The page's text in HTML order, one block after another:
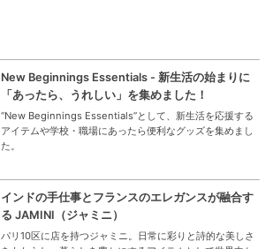
New Beginnings Essentials - 新生活の始まりに
「あったら、うれしい」を集めました！
“New Beginnings Essentials”として、新生活を応援する
アイテムや学校・職場にあったら便利なグッズを集めまし
た。
インドの手仕事とフランスのエレガンスが融合す
る JAMINI（ジャミニ）
パリ10区に店を持つジャミニ。日常に彩りと詩的な美しさ